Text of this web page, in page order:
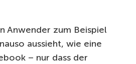
Anwender zum Beispiel
aussieht, wie eine
– nur dass der